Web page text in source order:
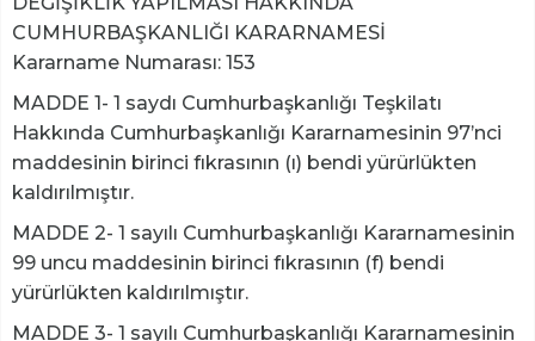
CUMHURBAŞKANLIĞI KARARNAMESİ
Kararname Numarası: 153
MADDE 1- 1 saydı Cumhurbaşkanlığı Teşkilatı
Hakkında Cumhurbaşkanlığı Kararnamesinin 97’nci
maddesinin birinci fıkrasının (ı) bendi yürürlükten
kaldırılmıştır.
MADDE 2- 1 sayılı Cumhurbaşkanlığı Kararnamesinin
99 uncu maddesinin birinci fıkrasının (f) bendi
yürürlükten kaldırılmıştır.
MADDE 3- 1 sayılı Cumhurbaşkanlığı Kararnamesinin